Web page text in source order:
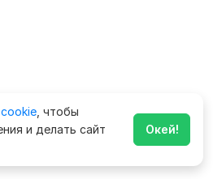
cookie , чтобы
и делать сайт
Окей!